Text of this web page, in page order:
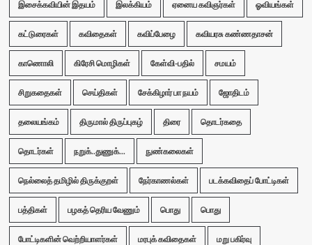
இசைக்கவியின் இதயம் இலக்கியம் ஏனைய கவிஞர்கள் ஓவியங்கள்
கட்டுரைகள் கவிதைகள் கவிப்பேழை கவியரசு கண்ணதாசன்
காணொலி கிரேசி மொழிகள் கேள்வி-பதில் சமயம்
சிறுகதைகள் செய்திகள் சேக்கிழார் பா நயம் ஜோதிடம்
தலையங்கம் திருமால் திருப்புகழ் திரை தொடர்கதை
தொடர்கள் நறுக்..துணுக்... நுண்கலைகள்
நெல்லைத் தமிழில் திருக்குறள் நேர்காணல்கள் படக்கவிதைப் போட்டிகள்
பத்திகள் பழகத் தெரிய வேணும் பொது பொது
போட்டிகளின் வெற்றியாளர்கள் மரபுக் கவிதைகள் மறு பகிர்வு